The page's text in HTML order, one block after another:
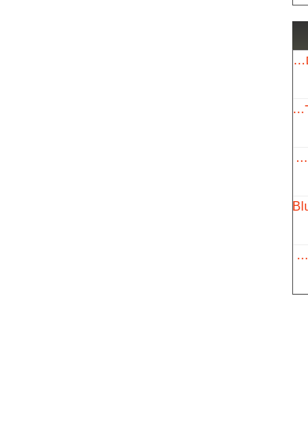
סוללת 18V ליתיום 2AH דגם DCB183 מבית DEWALT
איירלס דיאפרגמה 6 ליטר לדקה 1800W
נעלי ספורט New Balance M990 BK4 שחור
סולם מפרקים אלומיניום גובה 4.60 מטר 4*4